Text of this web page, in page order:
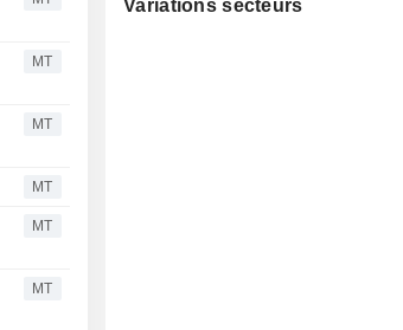
MT
MT
MT
MT
MT
Variations secteurs